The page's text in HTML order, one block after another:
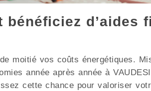
bénéficiez d’aides
moitié vos coûts énergétiques.
année après année à
cette chance pour valoriser